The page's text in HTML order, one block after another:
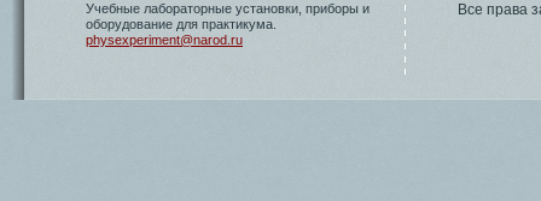
Учебные лабораторные установки, приборы и
оборудование для практикума.
physexperiment@narod.ru
Все